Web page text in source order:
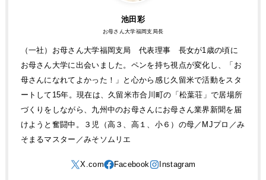
池田彩
お母さん大学福岡支局長
（一社）お母さん大学福岡支局 代表理事 長女が1歳の頃に
お母さん大学に出会いました。ペンを持ち視点が変化し、「お
母さんになれてよかった！」と心から感じ久留米で活動をスタ
ートして15年。現在は、久留米市合川町の「松葉荘」で居場所
づくりをしながら、九州中のお母さんにお母さん業界新聞を届
けようと奮闘中。３児（高３、高１、小６）の母／MJプロ／み
そまるマスター／みそソムリエ